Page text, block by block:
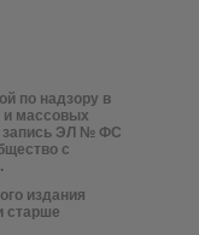
по надзору в
и массовых
запись ЭЛ № ФС
с
издания
старше